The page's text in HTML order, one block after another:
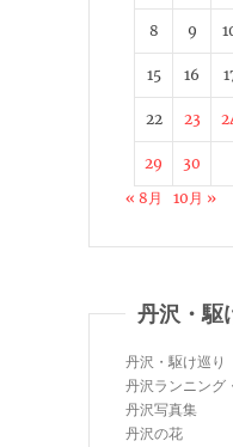
8 9
15 16
22 23
29
30
« 8月
10月 »
丹沢・駆
丹沢・駆け巡り
丹沢ランニング
丹沢写真集
丹沢の花